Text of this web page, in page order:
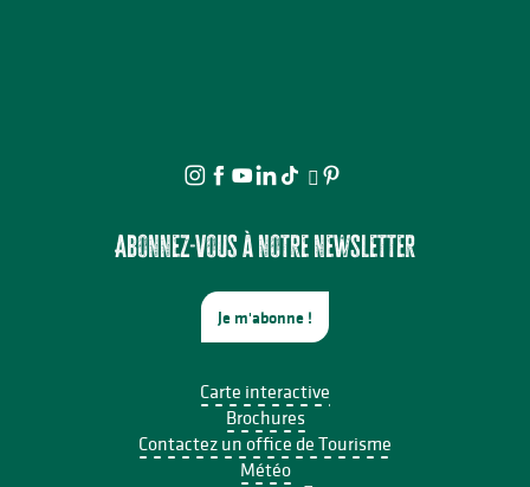
Abonnez-vous à notre newsletter
Je m'abonne !
Carte interactive
Brochures
Contactez un office de Tourisme
Météo